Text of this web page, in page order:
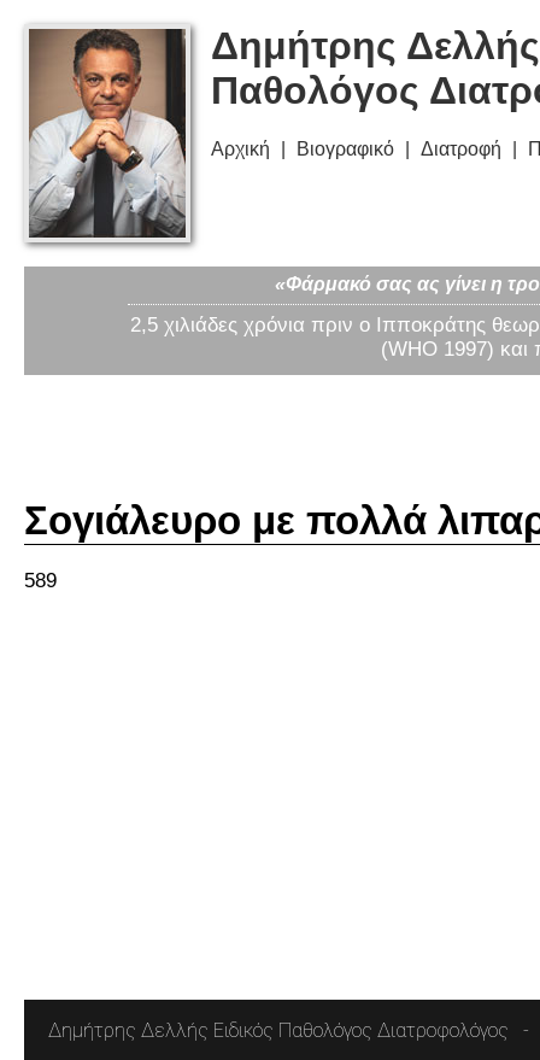
Δημήτρης
Παθολόγος
Αρχική Βιογραφικό Διατροφή
«Φάρμακό σας ας γίνει η
2,5 χιλιάδες χρόνια πριν ο Ιπποκράτης
(WHO 1997) και
Σογιάλευρο με πολλά
589
Δημήτρης Δελλής Ειδικός Παθολόγος Διατροφολόγος